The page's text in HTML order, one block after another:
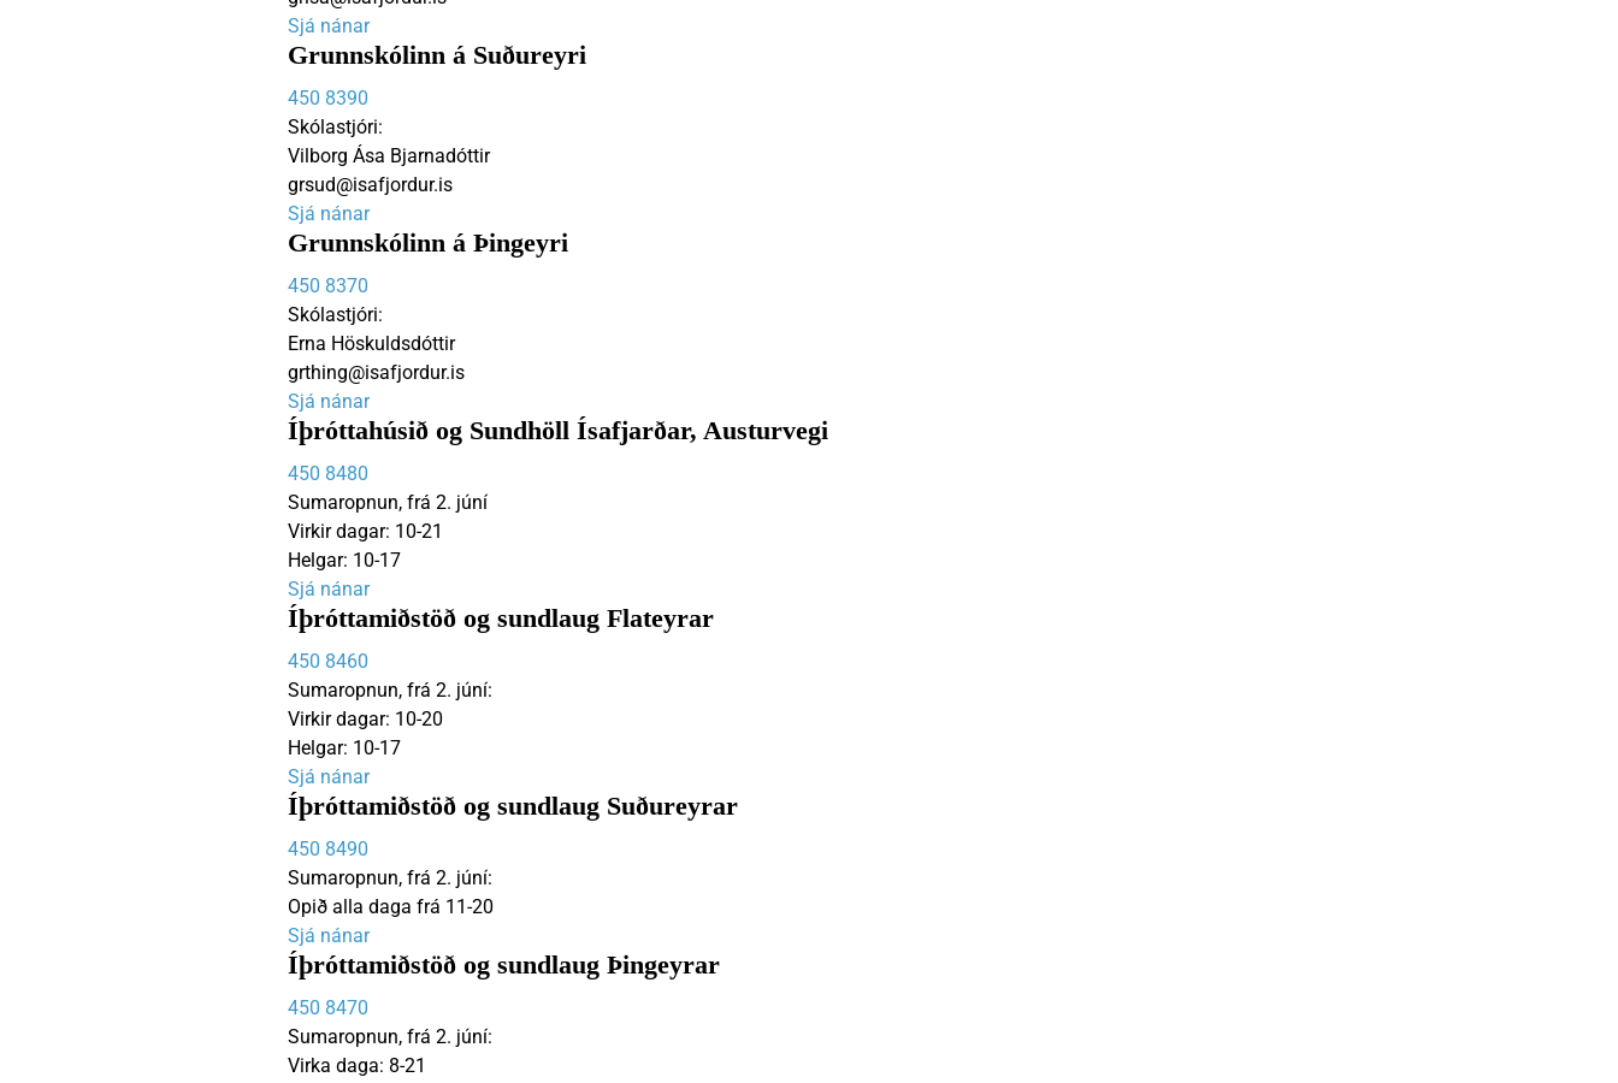
Sjá nánar
Grunnskólinn á Suðureyri
450 8390
Skólastjóri:
Vilborg Ása Bjarnadóttir
grsud@isafjordur.is
Sjá nánar
Grunnskólinn á Þingeyri
450 8370
Skólastjóri:
Erna Höskuldsdóttir
grthing@isafjordur.is
Sjá nánar
Íþróttahúsið og Sundhöll Ísafjarðar, Austurvegi
450 8480
Sumaropnun, frá 2. júní
Virkir dagar: 10-21
Helgar: 10-17
Sjá nánar
Íþróttamiðstöð og sundlaug Flateyrar
450 8460
Sumaropnun, frá 2. júní:
Virkir dagar: 10-20
Helgar: 10-17
Sjá nánar
Íþróttamiðstöð og sundlaug Suðureyrar
450 8490
Sumaropnun, frá 2. júní:
Opið alla daga frá 11-20
Sjá nánar
Íþróttamiðstöð og sundlaug Þingeyrar
450 8470
Sumaropnun, frá 2. júní:
Virka daga: 8-21